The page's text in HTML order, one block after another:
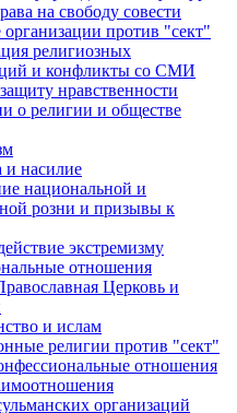
на свободу совести
организации против "сект"
религиозных
и конфликты со СМИ
нравственности
о религии и обществе
и насилие
национальной и
розни и призывы к
экстремизму
отношения
Церковь и
и ислам
религии против "сект"
отношения
организаций